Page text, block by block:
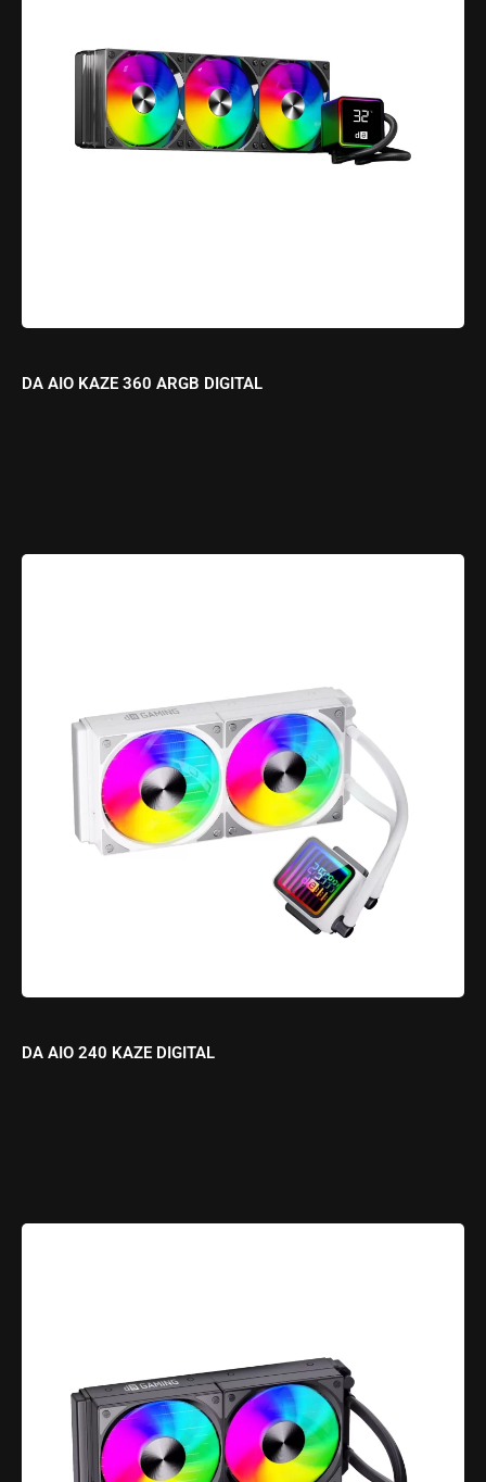
DA AIO KAZE 360 ARGB DIGITAL
DA AIO 240 KAZE DIGITAL